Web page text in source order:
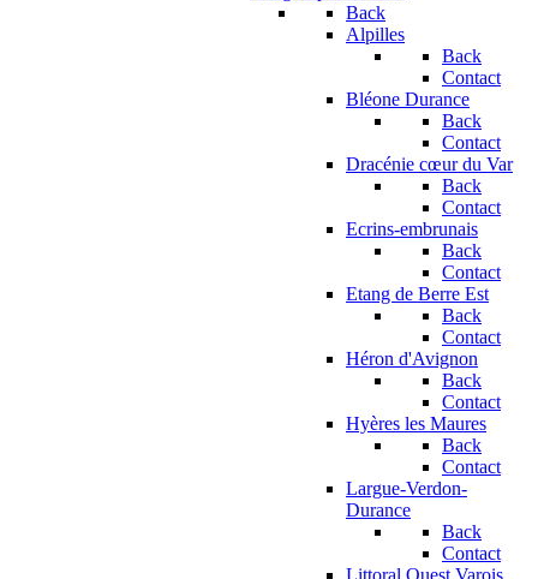
Back
Alpilles
Back
Contact
Bléone Durance
Back
Contact
Dracénie cœur du Var
Back
Contact
Ecrins-embrunais
Back
Contact
Etang de Berre Est
Back
Contact
Héron d'Avignon
Back
Contact
Hyères les Maures
Back
Contact
Largue-Verdon-
Durance
Back
Contact
Littoral Ouest Varois